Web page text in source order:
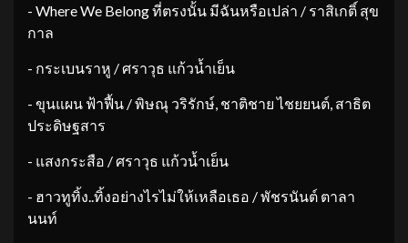
​- Where We Belong ที่ตรงนั้น มีฉันหรือเปล่า / ราสิเกติ์ สุข
กาล
​- กระเบนราหู / ศราวุธ แก้วน้ำเย็น
​- ขุนแผน ฟ้าฟื้น / พิษณุ วริรักษ์, ชาติชาย ไชยยนต์, สาธิต
ประดิษฐสาร
​- แสงกระสือ / ศราวุธ แก้วน้ำเย็น
​- ฮาวทูทิ้ง..ทิ้งอย่างไรไม่ให้เหลือเธอ / พัชรนันต์ ตาลา
นนท์